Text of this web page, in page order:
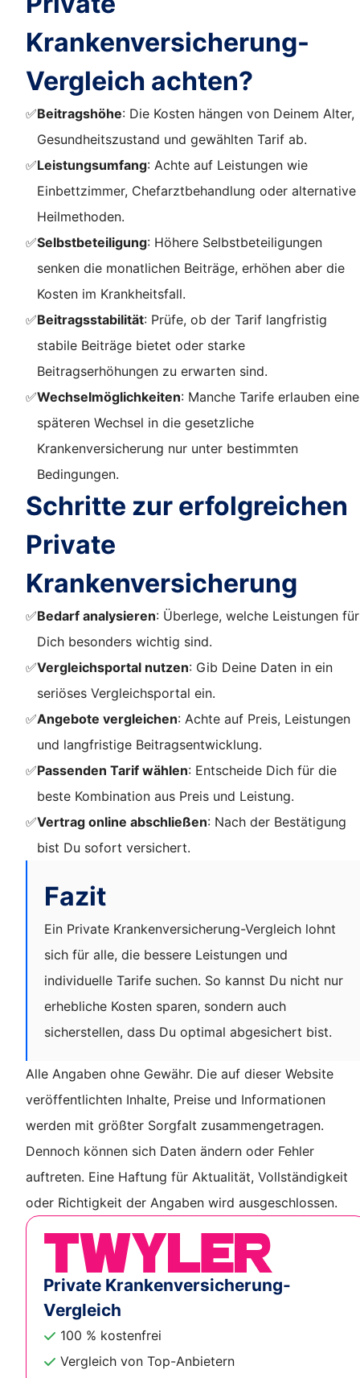
Krankenversicherung-
Vergleich achten?
✅Beitragshöhe: Die Kosten hängen von Deinem Alter,
Gesundheitszustand und gewählten Tarif ab.
✅Leistungsumfang: Achte auf Leistungen wie
Einbettzimmer, Chefarztbehandlung oder alternative
Heilmethoden.
✅Selbstbeteiligung: Höhere Selbstbeteiligungen
senken die monatlichen Beiträge, erhöhen aber die
Kosten im Krankheitsfall.
✅Beitragsstabilität: Prüfe, ob der Tarif langfristig
stabile Beiträge bietet oder starke
Beitragserhöhungen zu erwarten sind.
✅Wechselmöglichkeiten: Manche Tarife erlauben
späteren Wechsel in die gesetzliche
Krankenversicherung nur unter bestimmten
Bedingungen.
Schritte zur erfolgreichen
Private
Krankenversicherung
✅Bedarf analysieren: Überlege, welche Leistungen für
Dich besonders wichtig sind.
✅Vergleichsportal nutzen: Gib Deine Daten in ein
seriöses Vergleichsportal ein.
✅Angebote vergleichen: Achte auf Preis, Leistungen
und langfristige Beitragsentwicklung.
✅Passenden Tarif wählen: Entscheide Dich für die
beste Kombination aus Preis und Leistung.
✅Vertrag online abschließen: Nach der Bestätigung
bist Du sofort versichert.
Fazit
Ein Private Krankenversicherung-Vergleich lohnt
sich für alle, die bessere Leistungen und
individuelle Tarife suchen. So kannst Du nicht nur
erhebliche Kosten sparen, sondern auch
sicherstellen, dass Du optimal abgesichert bist.
Alle Angaben ohne Gewähr. Die auf dieser Website
veröffentlichten Inhalte, Preise und Informationen
werden mit größter Sorgfalt zusammengetragen.
Dennoch können sich Daten ändern oder Fehler
auftreten. Eine Haftung für Aktualität, Vollständigkeit
oder Richtigkeit der Angaben wird ausgeschlossen.
Private Krankenversicherung-
Vergleich
100 % kostenfrei
Vergleich von Top-Anbietern